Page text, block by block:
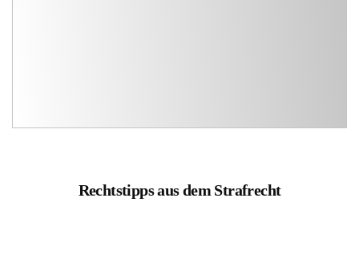
Rechtstipps aus dem Strafrecht